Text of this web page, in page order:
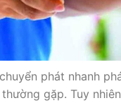
phát nhanh
gặp. Tuy